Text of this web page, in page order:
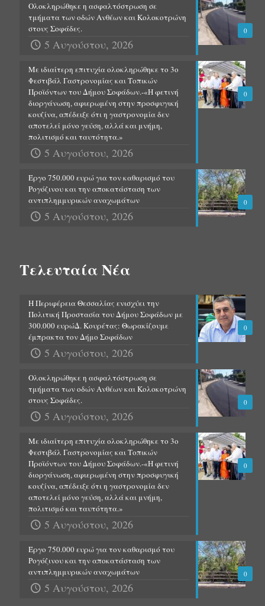
0
Ολοκληρώθηκε η ασφαλτόστρωση σε
τμήματα των οδών Ανθέων και Κολοκοτρώνη
στους Σοφάδες.
5 Αυγούστου, 2026
0
Με ιδιαίτερη επιτυχία ολοκληρώθηκε το 3ο
Φεστιβάλ Γαστρονομίας και Τοπικών
Προϊόντων του Δήμου Σοφάδων.-«Η φετινή
διοργάνωση, αφιερωμένη στην προσφυγική
κουζίνα, απέδειξε ότι η γαστρονομία δεν
αποτελεί μόνο γεύση, αλλά και μνήμη,
πολιτισμό και ταυτότητα.»
5 Αυγούστου, 2026
0
Έργο 750.000 ευρώ για τον καθαρισμό του
Ρογόζινου και την αποκατάσταση των
αντιπλημμυρικών αναχωμάτων
5 Αυγούστου, 2026
Τελευταία Νέα
0
Η Περιφέρεια Θεσσαλίας ενισχύει την
Πολιτική Προστασία του Δήμου Σοφάδων με
300.000 ευρώΔ. Κουρέτας: Θωρακίζουμε
έμπρακτα τον Δήμο Σοφάδων
5 Αυγούστου, 2026
0
Ολοκληρώθηκε η ασφαλτόστρωση σε
τμήματα των οδών Ανθέων και Κολοκοτρώνη
στους Σοφάδες.
5 Αυγούστου, 2026
0
Με ιδιαίτερη επιτυχία ολοκληρώθηκε το 3ο
Φεστιβάλ Γαστρονομίας και Τοπικών
Προϊόντων του Δήμου Σοφάδων.-«Η φετινή
διοργάνωση, αφιερωμένη στην προσφυγική
κουζίνα, απέδειξε ότι η γαστρονομία δεν
αποτελεί μόνο γεύση, αλλά και μνήμη,
πολιτισμό και ταυτότητα.»
5 Αυγούστου, 2026
0
Έργο 750.000 ευρώ για τον καθαρισμό του
Ρογόζινου και την αποκατάσταση των
αντιπλημμυρικών αναχωμάτων
5 Αυγούστου, 2026